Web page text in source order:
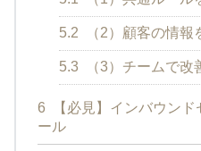
5.2 （2）顧客の情報
5.3 （3）チームで改
6
【必見】インバウン
ール